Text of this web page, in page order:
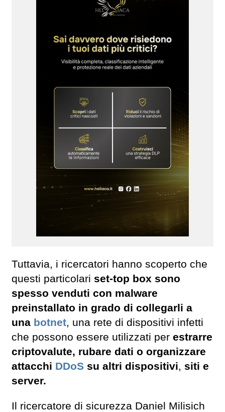
Tuttavia, i ricercatori hanno scoperto che
questi particolari set-top box sono
spesso venduti con malware
preinstallato in grado di collegarli a
una botnet, una rete di dispositivi infetti
che possono essere utilizzati per estrarre
criptovalute, rubare dati o organizzare
attacchi DDoS su altri dispositivi, siti e
server.
Il ricercatore di sicurezza Daniel Milisich